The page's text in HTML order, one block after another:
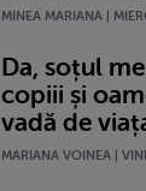
MINEA MARIANA |
Da, soțul
copiii și
vadă de
MARIANA VOINEA |